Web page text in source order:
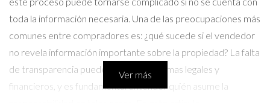
toda la información necesaria. Una de las preocupaciones más
comunes entre compradores es: ¿qué sucede si el vendedor
no revela información importante sobre la propiedad? La falta
de transparencia puede llevar a problemas legales y
financieros, y es fundamental entender quién asume la
Ver más